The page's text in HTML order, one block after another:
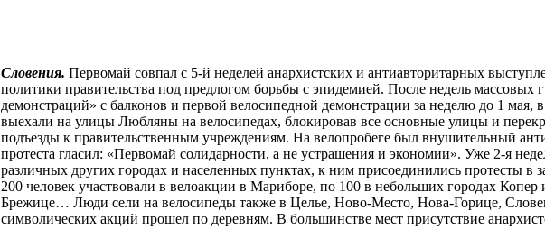
Словения. Первомай совпал с 5-й неделей анархистских и антиавторитарных
политики правительства под предлогом борьбы с эпидемией. После недель
демонстраций» с балконов и первой велосипедной демонстрации за неделю до 1 мая,
выехали на улицы Любляны на велосипедах, блокировав все основные улицы и
подъезды к правительственным учреждениям. На велопробеге был внушительный
протеста гласил: «Первомай солидарности, а не устрашения и экономии». Уже 2-я
различных других городах и населенных пунктах, к ним присоединились протесты в
200 человек участвовали в велоакции в Мариборе, по 100 в небольших городах Копер
Брежице… Люди сели на велосипеды также в Целье, Ново-Место, Нова-Горице,
символических акций прошел по деревням. В большинстве мест присутствие